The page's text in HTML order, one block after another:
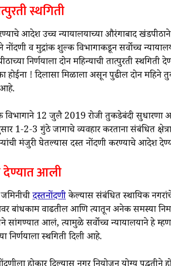
स्थगिती
आदेश उच्च न्यायालयाच्या औरंगाबाद खंडपीठाने
नोंदणी व मुद्रांक शुल्क विभागाकडून सर्वोच्च
निर्णयाला दोन महिन्याची तात्पुरती
होईना ! दिलासा मिळाला असून पुढील दोन महिने
आहे.
विभागाने 12 जुलै 2019 रोजी तुकडेबंदी सुधारणा
1-2-3 गुंठे जागाचे व्यवहार करताना संबंधित
मंजुरी घेतल्यास दस्त नोंदणी करण्याचे आदेश
देण्यात आली
दस्तनोंदणीकेल्यास संबंधित स्थायिक नगरांचे
बांधकाम वाढतील आणि त्यातून अनेक समस्या
सांगण्यात आलं, त्यामुळे सर्वोच्च न्यायालयाने हे
निर्णयाला स्थगिती दिली आहे.